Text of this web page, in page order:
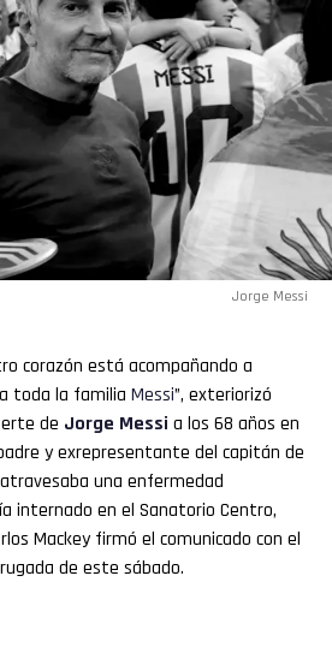
Jorge Messi
corazón está acompañando a
toda la familia Messi”, exteriorizó
de Jorge Messi a los 68 años en
y exrepresentante del capitán de
atravesaba una enfermedad
internado en el Sanatorio Centro,
Mackey firmó el comunicado con el
de este sábado.